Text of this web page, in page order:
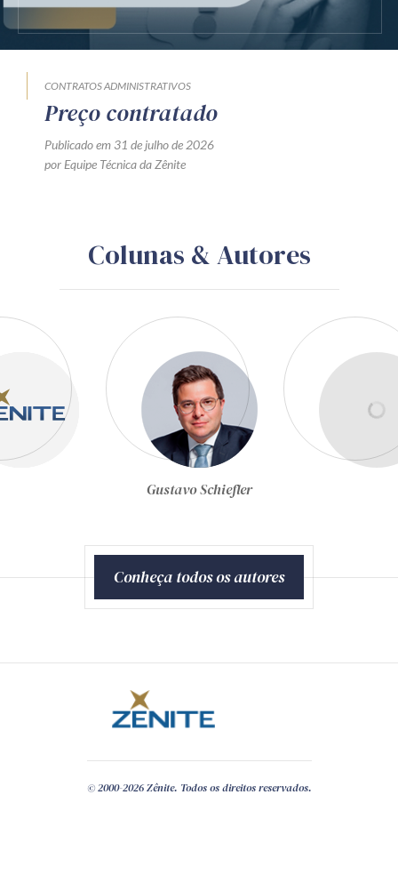
CONTRATOS ADMINISTRATIVOS
Preço contratado
Publicado em 31 de julho de 2026
por Equipe Técnica da Zênite
Colunas & Autores
Gustavo Schiefler
Conheça todos os autores
© 2000-2026 Zênite. Todos os direitos reservados.